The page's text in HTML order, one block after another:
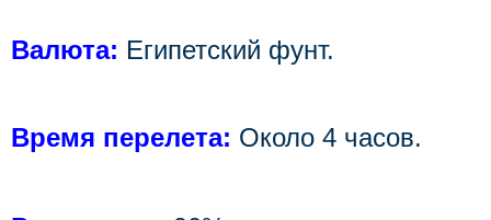
Валюта: Египетский фунт.
Время перелета: Около 4 часов.